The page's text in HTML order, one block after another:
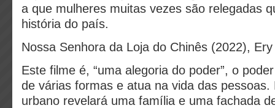
a que mulheres muitas vezes são relegadas
história do país.
Nossa Senhora da Loja do Chinês (2022), Ery
Este filme é, “uma alegoria do poder”, o
de várias formas e atua na vida das pessoas.
urbano revelará uma família e uma fachada